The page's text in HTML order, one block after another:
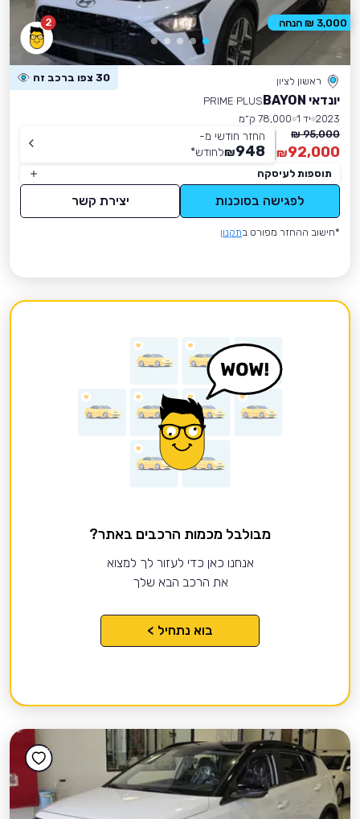
2
ראשון לציון 30 צפו ברכב זה
יונדאי BAYON
PRIME PLUS
2023 יד 1
78,000 ק״מ
95,000 ₪
92,000
₪
החזר חודשי מ-
948
₪לחודש*
תוספות לעיסקה
לפגישה בסוכנות יצירת קשר
*חישוב ההחזר מפורט בתקנון
3,000 ₪ הנחה
מבולבל מכמות הרכבים באתר?
אנחנו כאן כדי לעזור לך למצוא
את הרכב הבא שלך
בוא נתחיל >